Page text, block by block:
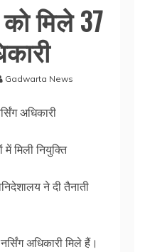
मिले 37
Gadwarta News
अधिकारी
में मिली नियुक्ति
ने दी तैनाती
अधिकारी मिले हैं।